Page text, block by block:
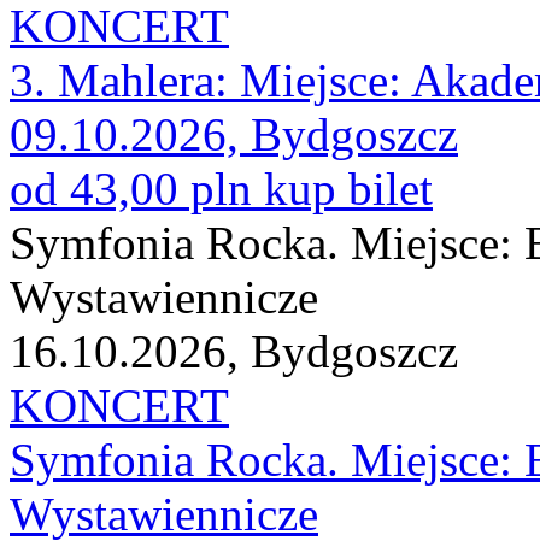
KONCERT
3. Mahlera: Miejsce:
09.10.2026, Bydgoszcz
od 43,00 pln kup bilet
Symfonia Rocka. Miejsce:
Wystawiennicze
16.10.2026, Bydgoszcz
KONCERT
Symfonia Rocka. Miejsce:
Wystawiennicze